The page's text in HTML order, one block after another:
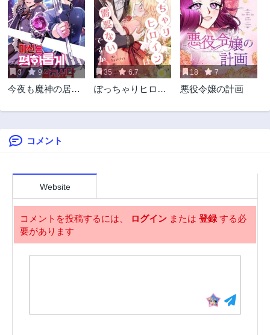
第66話
2年前
第65話
2年前
第64話
2年前
第63話
2年前
第62話
2年前
第61話
2年前
第60話 第59話
第58話
第56話
第54話
2年前
第53話
2年前
第52話
3 9
今夜も魔神の居酒
35 6.7
ぽっちゃりヒロイ
か？
18 7
悪役令嬢の計画
コメント
Website
コメントを投稿するには、 ログイン または 登録する必
要があります